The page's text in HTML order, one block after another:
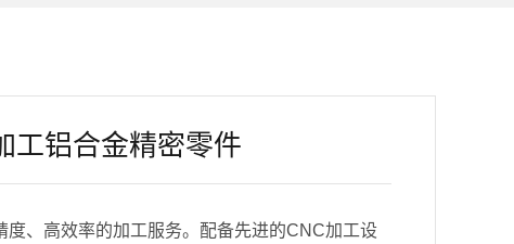
工铝合金精密零件
度、高效率的加工服务。配备先进的CNC加工设